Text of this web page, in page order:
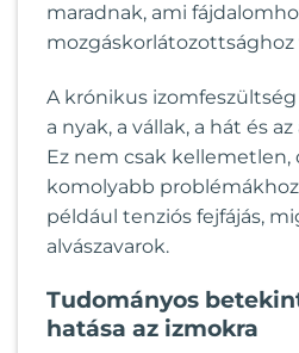
maradnak, ami
A krónikus
a nyak, a vállak, a hát és
Ez nem csak kellemetlen,
komolyabb
például tenziós fejfájás,
alvászavarok.
Tudományos
hatása az izmokra